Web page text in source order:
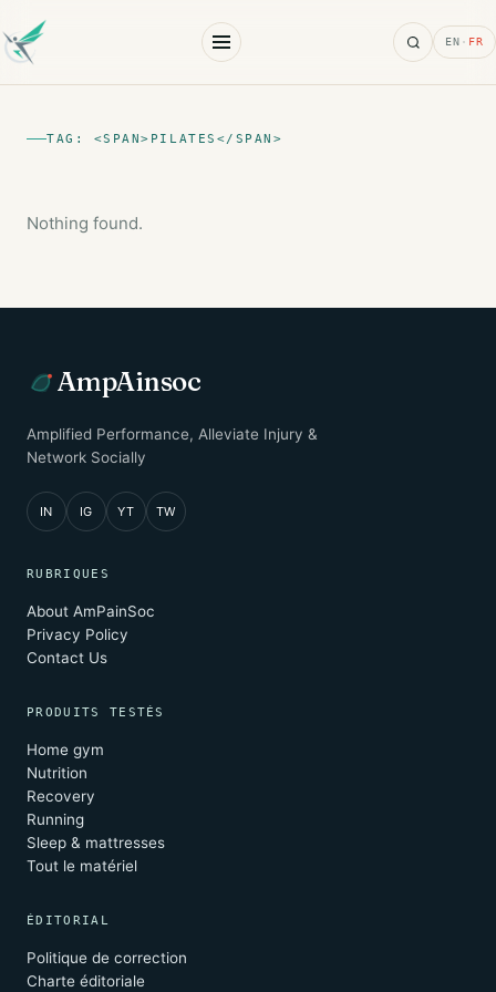
Search
EN · FR
TAG: <SPAN>PILATES</SPAN>
Nothing found.
AmpAinsoc
Amplified Performance, Alleviate Injury &
Network Socially
IN IG YT TW
RUBRIQUES
About AmPainSoc
Privacy Policy
Contact Us
PRODUITS TESTÉS
Home gym
Nutrition
Recovery
Running
Sleep & mattresses
Tout le matériel
ÉDITORIAL
Politique de correction
Charte éditoriale